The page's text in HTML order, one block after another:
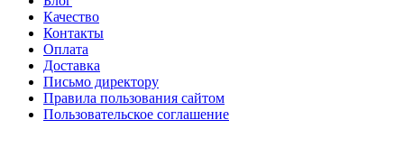
Качество
Контакты
Оплата
Доставка
Письмо директору
Правила пользования сайтом
Пользовательское соглашение